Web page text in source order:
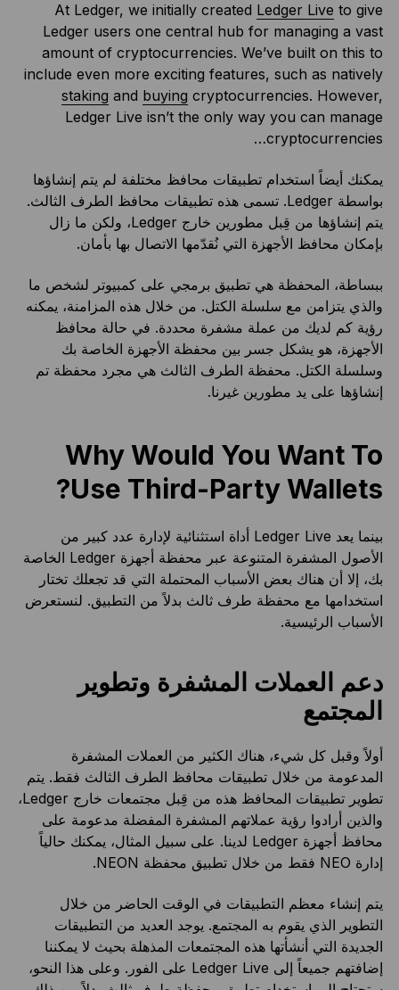
At Ledger, we initially createdLedger Live to give
Ledger users one central hub for managing a vast
amount of cryptocurrencies. We’ve built on this to
include even more exciting features, such as natively
staking andbuying cryptocurrencies. However,
Ledger Live isn’t the only way you can manage
cryptocurrencies…
يمكنك أيضاً استخدام تطبيقات محافظ مختلفة لم يتم إنشاؤها
بواسطة Ledger. تسمى هذه تطبيقات محافظ الطرف الثالث.
يتم إنشاؤها من قِبل مطورين خارج Ledger، ولكن ما زال
بإمكان محافظ الأجهزة التي نُقدّمها الاتصال بها بأمان.
ببساطة، المحفظة هي تطبيق برمجي على كمبيوتر لشخص ما
والذي يتزامن مع سلسلة الكتل. من خلال هذه المزامنة، يمكنه
رؤية كم لديك من عملة مشفرة محددة. في حالة محافظ
الأجهزة، هو يشكل جسر بين محفظة الأجهزة الخاصة بك
وسلسلة الكتل. محفظة الطرف الثالث هي مجرد محفظة تم
إنشاؤها على يد مطورين غيرنا.
Why Would You Want To
Use Third-Party Wallets?
بينما يعد Ledger Live أداة استثنائية لإدارة عدد كبير من
الأصول المشفرة المتنوعة عبر محفظة أجهزة Ledger الخاصة
بك، إلا أن هناك بعض الأسباب المحتملة التي قد تجعلك تختار
استخدامها مع محفظة طرف ثالث بدلاً من التطبيق. لنستعرض
الأسباب الرئيسية.
دعم العملات المشفرة وتطوير
المجتمع
أولاً وقبل كل شيء، هناك الكثير من العملات المشفرة
المدعومة من خلال تطبيقات محافظ الطرف الثالث فقط. يتم
تطوير تطبيقات المحافظ هذه من قِبل مجتمعات خارج Ledger،
والذين أرادوا رؤية عملاتهم المشفرة المفضلة مدعومة على
محافظ أجهزة Ledger لدينا. على سبيل المثال، يمكنك حالياً
إدارة NEO فقط من خلال تطبيق محفظة NEON.
يتم إنشاء معظم التطبيقات في الوقت الحاضر من خلال
التطوير الذي يقوم به المجتمع. يوجد العديد من التطبيقات
الجديدة التي أنشأتها هذه المجتمعات المذهلة بحيث لا يمكننا
إضافتهم جميعاً إلى Ledger Live على الفور. وعلى هذا النحو،